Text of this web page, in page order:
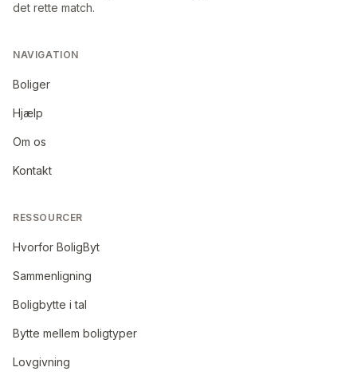
det rette match.
NAVIGATION
Boliger
Hjælp
Om os
Kontakt
RESSOURCER
Hvorfor BoligByt
Sammenligning
Boligbytte i tal
Bytte mellem boligtyper
Lovgivning